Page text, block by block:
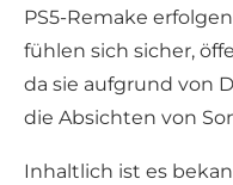
PS5-Remake
fühlen sich sicher,
da sie aufgrund von
die Absichten von
Inhaltlich ist es